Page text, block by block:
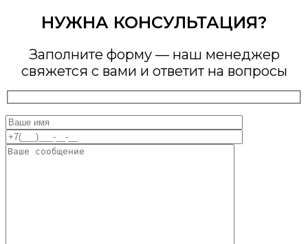
НУЖНА КОНСУЛЬТАЦИЯ?
Заполните форму — наш менеджер
свяжется с вами и ответит на вопросы